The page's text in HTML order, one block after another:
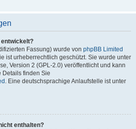
entwickelt?
Fassung) wurde von phpBB Limited
ist urheberrechtlich geschützt. Sie wurde unter
Version 2 (GPL-2.0) veröffentlicht und kann
Details finden Sie
. Eine deutschsprachige Anlaufstelle ist unter
enthalten?